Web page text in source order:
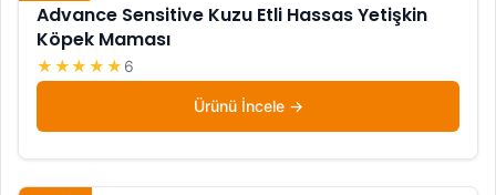
Advance Sensitive Kuzu Etli Hassas Yetişkin
Köpek Maması
★★★★★ 6
Ürünü İncele